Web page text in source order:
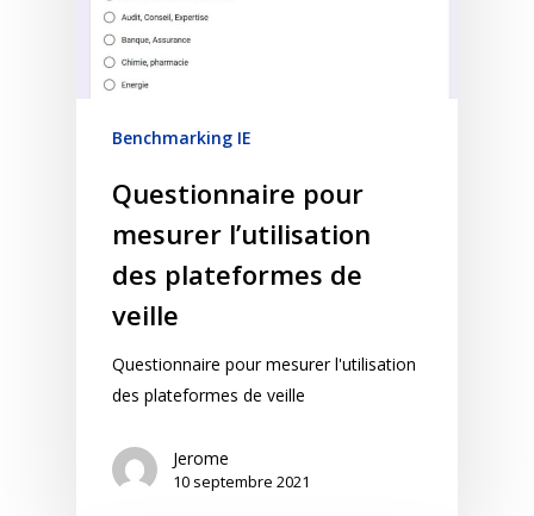
Benchmarking IE
Questionnaire pour
mesurer l’utilisation
des plateformes de
veille
Questionnaire pour mesurer l'utilisation
des plateformes de veille
Jerome
10 septembre 2021